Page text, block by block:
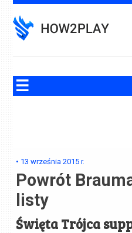
to
content
• 13 września 2015 r.
Powrót
listy
Święta Trójca